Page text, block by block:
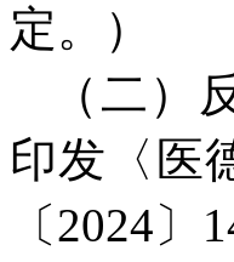
定。）
（二）
印发〈医
〔2024